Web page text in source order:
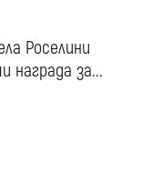
Роселини
награда за...